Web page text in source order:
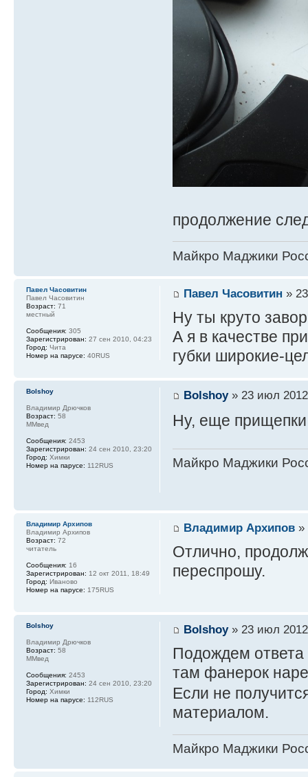
продолжение
Майкро Маджики
Павел Часовитин »
Ну ты круто
А я в качестве
губки широкие-
Павел Часовитин
Павел Часовитин
Возраст: 71
местный
Сообщения: 305
Зарегистрирован: 27 сен 2010, 04:23
Город: Чита
Номер на парусе: 40RUS
Bolshoy» 23 июл
Ну, еще
Майкро Маджики
Bolshoy
Владимир Дрючков
Возраст: 58
ММвед
Сообщения: 2453
Зарегистрирован: 24 сен 2010, 23:20
Город: Химки
Номер на парусе: 112RUS
Владимир Архипов»
Отлично,
переспрошу.
Владимир Архипов
Владимир Архипов
Возраст: 72
читатель
Сообщения: 16
Зарегистрирован: 12 окт 2011, 18:49
Город: Иваново
Номер на парусе: 175RUS
Bolshoy» 23 июл
Подождем ответа
там фанерок
Если не
материалом.
Майкро Маджики
Bolshoy
Владимир Дрючков
Возраст: 58
ММвед
Сообщения: 2453
Зарегистрирован: 24 сен 2010, 23:20
Город: Химки
Номер на парусе: 112RUS